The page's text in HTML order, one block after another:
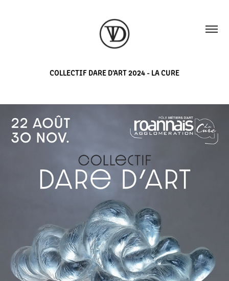
COLLECTIF DARE D'ART 2024 - LA CURE